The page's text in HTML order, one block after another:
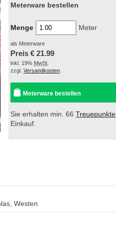
Meterware bestellen
Menge Meter
als Meterware
Preis € 21.99
inkl. 19% MwSt
zzgl. Versandkosten
Meterware bestellen
Sie erhalten min. 66 Treuepunkte
Einkauf.
Westen